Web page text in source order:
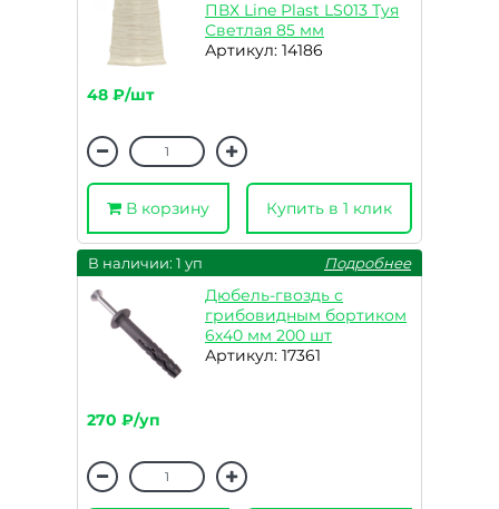
ПВХ Line Plast LS013 Туя
Светлая 85 мм
Артикул: 14186
48 ₽/шт
В корзину Купить в 1 клик
В наличии: 1 уп Подробнее
Дюбель-гвоздь с
грибовидным бортиком
6х40 мм 200 шт
Артикул: 17361
270 ₽/уп